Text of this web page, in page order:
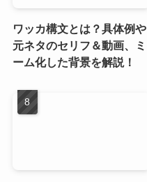
ワッカ構文とは？具体例や
元ネタのセリフ＆動画、ミ
ーム化した背景を解説！